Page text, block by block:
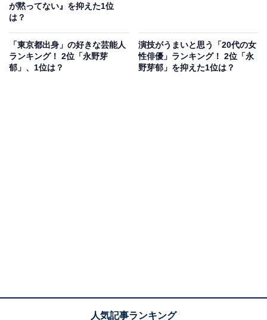
「ブレーキの故障」と答えますが、正解は「悩んでる西
高木さんにもう1つの答えも教えて、と聞きますがはぐ
らかされてしまいます。「もう1つの答えは、最初に言
このほかに、休み時間に腕相撲をしている西片やクラス
が黙ってない』を抑えた1位
は？
「東京都出身」の好きな芸能人
ランキング！ 2位「永野芽
郁」、1位は？
演技がうまいと思う「20代の女
性俳優」ランキング！ 2位「永
野芽郁」を抑えた1位は？